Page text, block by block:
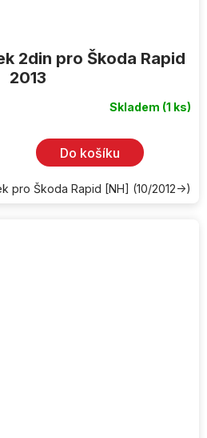
2din pro Škoda Rapid
2013
Skladem (1 ks)
Do košíku
pro Škoda Rapid [NH] (10/2012->)